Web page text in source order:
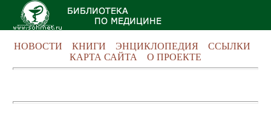
НОВОСТИ КНИГИ ЭНЦИКЛОПЕДИЯ
ССЫЛКИ
КАРТА САЙТА
О ПРОЕКТЕ